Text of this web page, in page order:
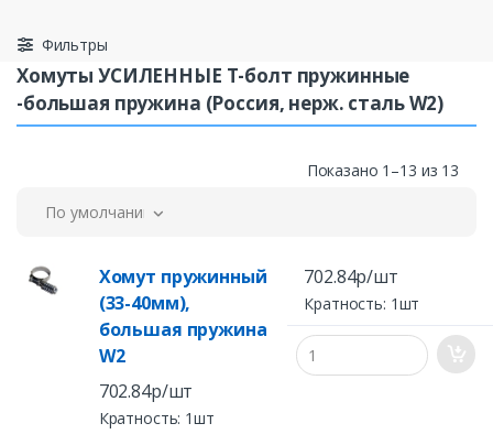
Фильтры
Хомуты УСИЛЕННЫЕ Т-болт пружинные
-большая пружина (Россия, нерж. сталь W2)
Показано 1–13 из 13
По умолчанию
Хомут пружинный
(33-40мм),
большая пружина
W2
702.84р/шт
Кратность: 1шт
702.84р/шт
Кратность: 1шт